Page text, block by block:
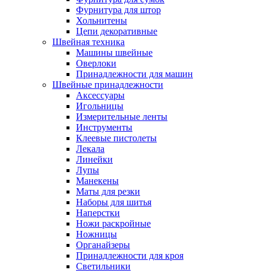
Фурнитура для штор
Хольнитены
Цепи декоративные
Швейная техника
Машины швейные
Оверлоки
Принадлежности для машин
Швейные принадлежности
Аксессуары
Игольницы
Измерительные ленты
Инструменты
Клеевые пистолеты
Лекала
Линейки
Лупы
Манекены
Маты для резки
Наборы для шитья
Наперстки
Ножи раскройные
Ножницы
Органайзеры
Принадлежности для кроя
Светильники